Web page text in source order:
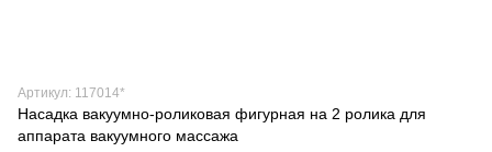
Артикул: 117014*
Насадка вакуумно-роликовая фигурная на 2 ролика для
аппарата вакуумного массажа